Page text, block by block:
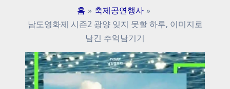
홈
축제공연행사
남도영화제 시즌2 광양 잊지 못할 하루, 이미지로
남긴 추억남기기